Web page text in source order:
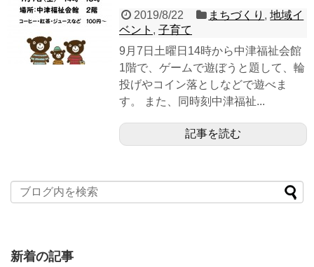
2019/8/22 まちづくり ,地域イ
ベント , 子育て
9月7日土曜日14時から中津福祉会館
1階で、ゲームで遊ぼうと題して、輪
投げやコイン落としなどで遊べま
す。 また、同時刻中津福祉...
記事を読む
新着の記事